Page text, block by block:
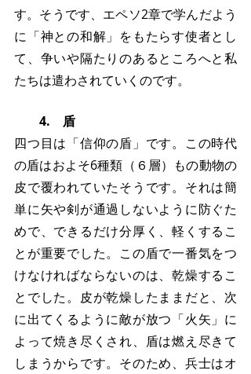
す。そうです、エペソ2章で学んだよう
に「神との和解」をもたらす使者とし
て、争いや隔たりのあるところへと私
たちは遣わされていくのです。
4.　盾
四つ目は「信仰の盾」です。この時代
の盾はおよそ6種類（６層）もの動物の
皮で覆われていたそうです。それは簡
単に矢や剣が通過しないように防ぐた
めで、できるだけ分厚く、軽くするこ
とが重要でした。この盾で一番気をつ
けなければならないのは、乾燥するこ
とでした。皮が乾燥したままだと、次
に出てくるように敵が放つ「火矢」に
よって焼き尽くされ、盾は燃え尽きて
しまうからです。そのため、兵士はオ